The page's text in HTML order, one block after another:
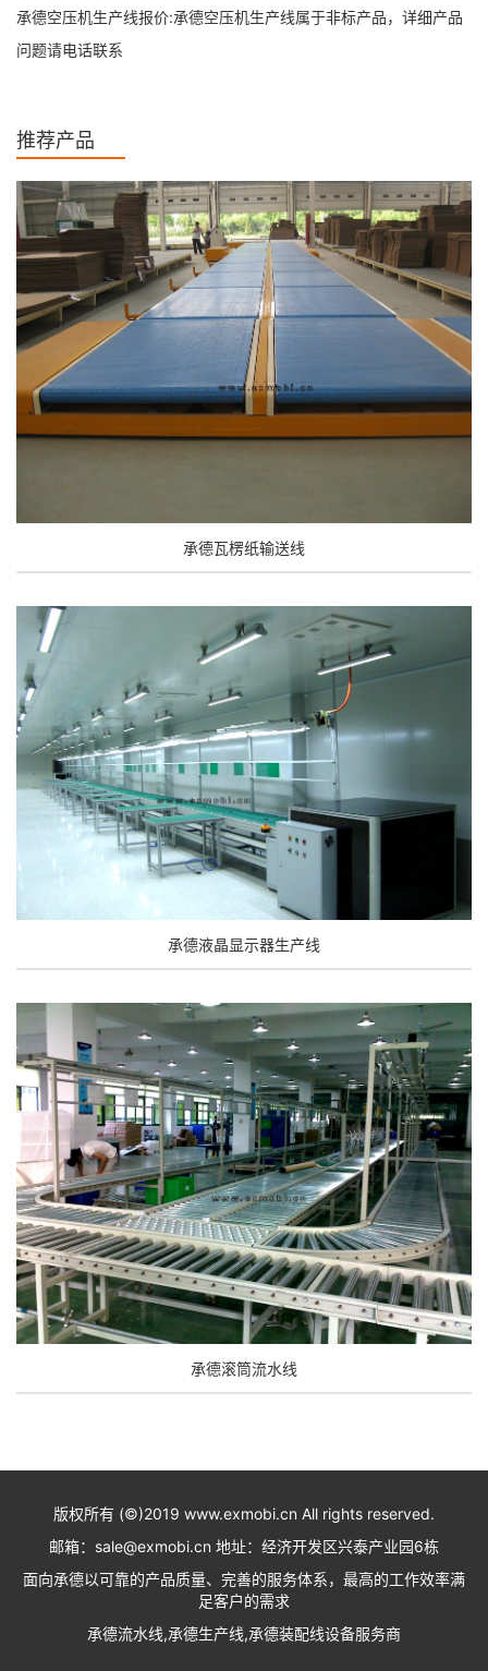
承德空压机生产线报价:承德空压机生产线属于非标产品，详细产品
问题请电话联系
推荐产品
承德瓦楞纸输送线
承德液晶显示器生产线
承德滚筒流水线
版权所有 (©)2019 www.exmobi.cn All rights reserved.
邮箱：sale@exmobi.cn 地址：经济开发区兴泰产业园6栋
面向承德以可靠的产品质量、完善的服务体系，最高的工作效率满
足客户的需求
承德流水线,承德生产线,承德装配线设备服务商